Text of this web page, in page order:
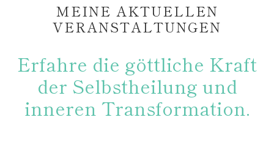
MEINE AKTUELLEN
VERANSTALTUNGEN
Erfahre die göttliche Kraft
der Selbstheilung und
inneren Transformation.